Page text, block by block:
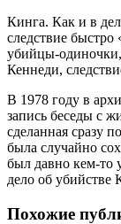
Кинга. Как и в
следствие быстро
убийцы-одиночки,
Кеннеди,
В 1978 году в
запись беседы с
сделанная сразу
была случайно
был давно кем-то
дело об убийстве
Похожие